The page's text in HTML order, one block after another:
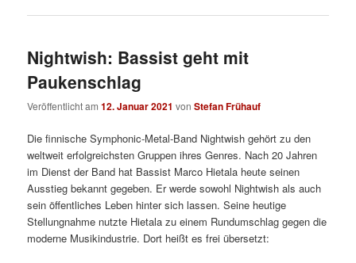
Nightwish: Bassist geht mit
Paukenschlag
Veröffentlicht am12. Januar 2021 vonStefan Frühauf
Die finnische Symphonic-Metal-Band Nightwish gehört zu den
weltweit erfolgreichsten Gruppen ihres Genres. Nach 20 Jahren
im Dienst der Band hat Bassist Marco Hietala heute seinen
Ausstieg bekannt gegeben. Er werde sowohl Nightwish als auch
sein öffentliches Leben hinter sich lassen. Seine heutige
Stellungnahme nutzte Hietala zu einem Rundumschlag gegen die
moderne Musikindustrie. Dort heißt es frei übersetzt: